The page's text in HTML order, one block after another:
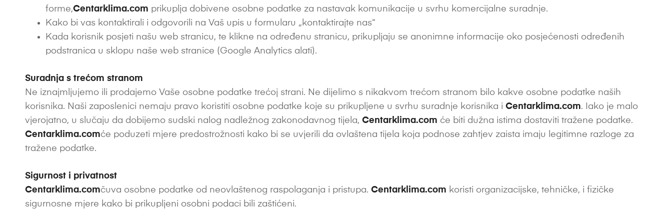
forme,Centarklima.com prikuplja dobivene osobne podatke za nastavak komunikacije u svrhu komercijalne suradnje.
Kako bi vas kontaktirali i odgovorili na Vaš upis u formularu „kontaktirajte nas“
Kada korisnik posjeti našu web stranicu, te klikne na određenu stranicu, prikupljaju se anonimne informacije oko posjećenosti određenih
podstranica u sklopu naše web stranice (Google Analytics alati).
Suradnja s trećom stranom
Ne iznajmljujemo ili prodajemo Vaše osobne podatke trećoj strani. Ne dijelimo s nikakvom trećom stranom bilo kakve osobne podatke naših
korisnika. Naši zaposlenici nemaju pravo koristiti osobne podatke koje su prikupljene u svrhu suradnje korisnika i Centarklima.com. Iako je malo
vjerojatno, u slučaju da dobijemo sudski nalog nadležnog zakonodavnog tijela, Centarklima.com će biti dužna istima dostaviti tražene podatke.
Centarklima.comće poduzeti mjere predostrožnosti kako bi se uvjerili da ovlaštena tijela koja podnose zahtjev zaista imaju legitimne razloge za
tražene podatke.
Sigurnost i privatnost
Centarklima.comčuva osobne podatke od neovlaštenog raspolaganja i pristupa. Centarklima.com koristi organizacijske, tehničke, i fizičke
sigurnosne mjere kako bi prikupljeni osobni podaci bili zaštićeni.